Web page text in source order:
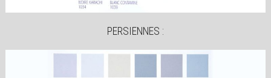
PERSIENNES :